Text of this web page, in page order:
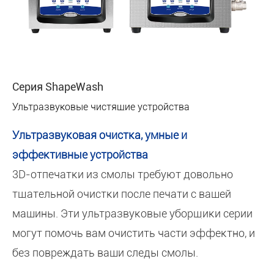
Серия ShapeWash
Ультразвуковые чистящие устройства
Ультразвуковая очистка, умные и
эффективные устройства
3D-отпечатки из смолы требуют довольно
тщательной очистки после печати с вашей
машины. Эти ультразвуковые уборщики серии
могут помочь вам очистить части эффектно, и
без повреждать ваши следы смолы.